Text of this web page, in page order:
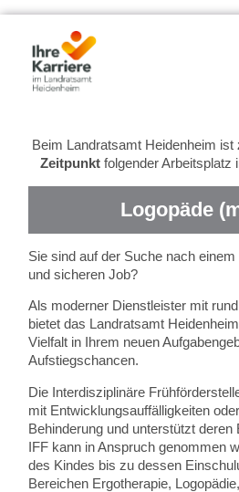
Beim Landratsamt Heidenheim ist
Zeitpunktfolgender Arbeitsplatz
Logopäde
Sie sind auf der Suche nach
und sicheren Job?
Als moderner Dienstleister mit
bietet das Landratsamt
Vielfalt in Ihrem neuen
Aufstiegschancen.
Die Interdisziplinäre
mit Entwicklungsauffälligkeiten
Behinderung und unterstützt deren
IFF kann in Anspruch genommen
des Kindes bis zu dessen
Bereichen Ergotherapie,